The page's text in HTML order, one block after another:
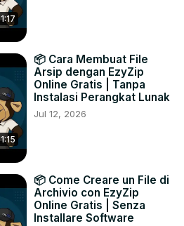
1:17
1:15
📦 Cara Membuat File
Arsip dengan EzyZip
Online Gratis | Tanpa
Instalasi Perangkat Lunak
Jul 12, 2026
📦 Come Creare un File di
Archivio con EzyZip
Online Gratis | Senza
Installare Software